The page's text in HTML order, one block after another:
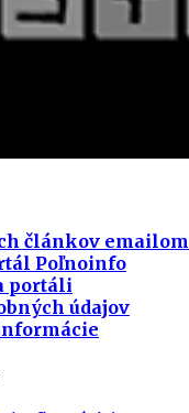
článkov emailom
Poľnoinfo
portáli
údajov